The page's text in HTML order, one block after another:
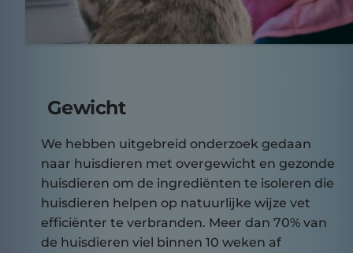
Gewicht
We hebben uitgebreid onderzoek gedaan
naar huisdieren met overgewicht en gezonde
huisdieren om de ingrediënten te isoleren die
huisdieren helpen op natuurlijke wijze vet
efficiënter te verbranden. Meer dan 70% van
de huisdieren viel binnen 10 weken af